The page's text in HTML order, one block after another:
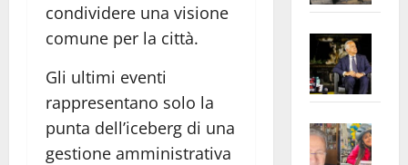
condividere una visione
comune per la città.
Gli ultimi eventi
rappresentano solo la
punta dell’iceberg di una
gestione amministrativa
apre